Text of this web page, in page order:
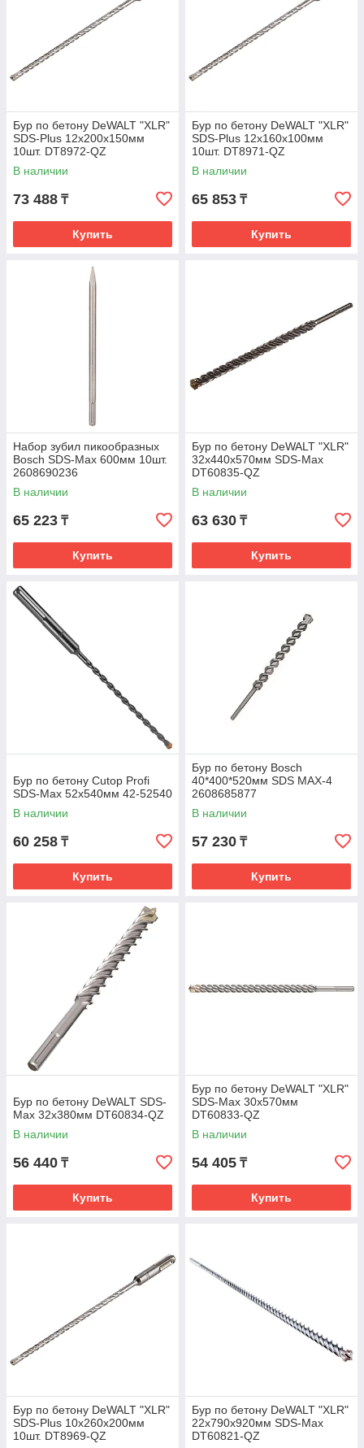
Бур по бетону DeWALT "XLR"
SDS-Plus 12x200x150мм
10шт. DT8972-QZ
В наличии
73 488 ₸
Купить
Бур по бетону DeWALT "XLR"
SDS-Plus 12x160x100мм
10шт. DT8971-QZ
В наличии
65 853 ₸
Купить
Набор зубил пикообразных
Bosch SDS-Max 600мм 10шт.
2608690236
В наличии
65 223 ₸
Купить
Бур по бетону DeWALT "XLR"
32х440х570мм SDS-Max
DT60835-QZ
В наличии
63 630 ₸
Купить
Бур по бетону Cutop Profi
SDS-Max 52х540мм 42-52540
В наличии
60 258 ₸
Купить
Бур по бетону Bosch
40*400*520мм SDS MAX-4
2608685877
В наличии
57 230 ₸
Купить
Бур по бетону DeWALT SDS-
Max 32х380мм DT60834-QZ
В наличии
56 440 ₸
Купить
Бур по бетону DeWALT "XLR"
SDS-Max 30х570мм
DT60833-QZ
В наличии
54 405 ₸
Купить
Бур по бетону DeWALT "XLR"
SDS-Plus 10x260x200мм
10шт. DT8969-QZ
Бур по бетону DeWALT "XLR"
22х790х920мм SDS-Max
DT60821-QZ